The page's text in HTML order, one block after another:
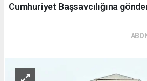
Cumhuriyet Başsavcılığına